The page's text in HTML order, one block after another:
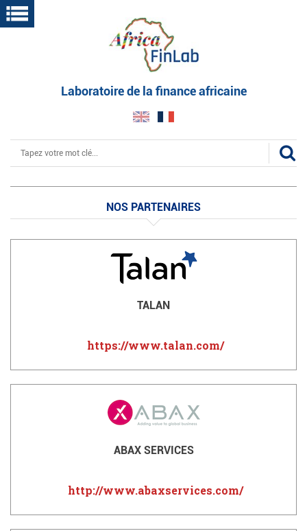
Aller
au
Laboratoire de la finance africaine
Rechercher
NOS PARTENAIRES
TALAN
https://www.talan.com/
ABAX SERVICES
http://www.abaxservices.com/